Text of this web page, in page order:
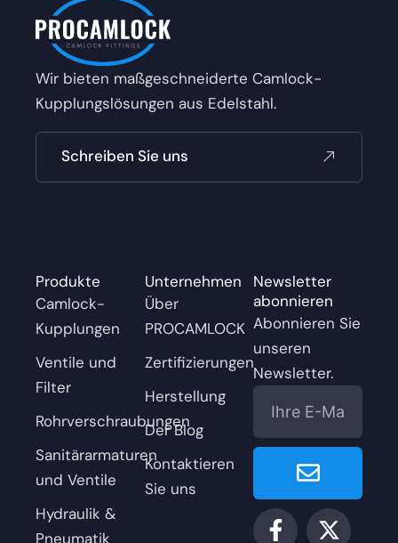
Wir bieten maßgeschneiderte Camlock-
Kupplungslösungen aus Edelstahl.
Schreiben Sie uns
Produkte
Camlock-
Kupplungen
Ventile und
Filter
Rohrverschraubungen
Sanitärarmaturen
und Ventile
Hydraulik &
Pneumatik
Unternehmen
Über
PROCAMLOCK
Zertifizierungen
Herstellung
Der Blog
Kontaktieren
Sie uns
Newsletter
abonnieren
Abonnieren Sie
unseren
Newsletter.
E-
Mail
Enviar
F X
Y I
L